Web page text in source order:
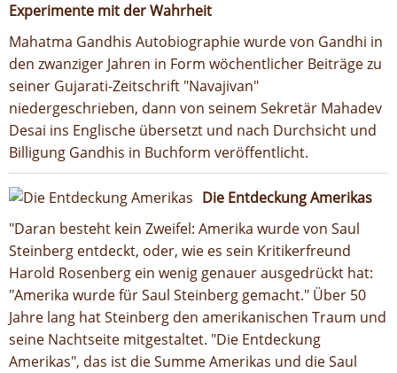
Experimente mit der Wahrheit
Mahatma Gandhis Autobiographie wurde von Gandhi in
den zwanziger Jahren in Form wöchentlicher Beiträge zu
seiner Gujarati-Zeitschrift "Navajivan"
niedergeschrieben, dann von seinem Sekretär Mahadev
Desai ins Englische übersetzt und nach Durchsicht und
Billigung Gandhis in Buchform veröffentlicht.
Die Entdeckung Amerikas
"Daran besteht kein Zweifel: Amerika wurde von Saul
Steinberg entdeckt, oder, wie es sein Kritikerfreund
Harold Rosenberg ein wenig genauer ausgedrückt hat:
"Amerika wurde für Saul Steinberg gemacht." Über 50
Jahre lang hat Steinberg den amerikanischen Traum und
seine Nachtseite mitgestaltet. "Die Entdeckung
Amerikas", das ist die Summe Amerikas und die Saul